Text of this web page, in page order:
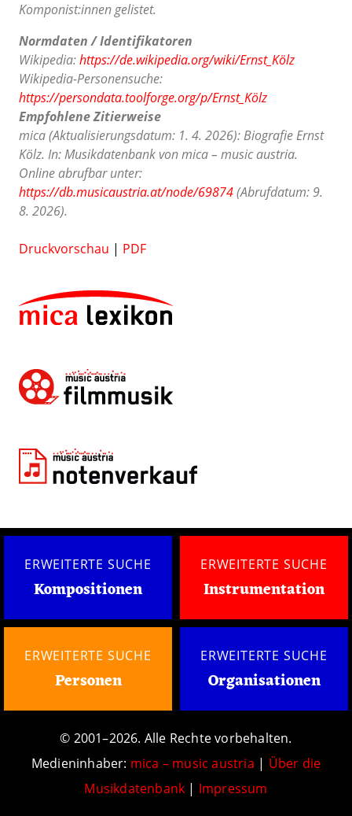
Komponist:innen gelistet.
Normdaten / Identifikatoren
Wikipedia:https://de.wikipedia.org/wiki/Ernst_Kölz
Wikipedia-Personensuche:
https://persondata.toolforge.org/p/Ernst_Kölz
Empfohlene Zitierweise
mica (Aktualisierungsdatum: 1. 4. 2026): Biografie Ernst
Kölz. In: Musikdatenbank von mica – music austria.
Online abrufbar unter:
https://db.musicaustria.at/node/69874(Abrufdatum: 9.
8. 2026).
Druckvorschau | PDF
ERWEITERTE SUCHE
Kompositionen
ERWEITERTE SUCHE
Instrumentation
ERWEITERTE SUCHE
Personen
ERWEITERTE SUCHE
Organisationen
© 2001–2026. Alle Rechte vorbehalten.
Medieninhaber: mica – music austria | Über die
Musikdatenbank | Impressum